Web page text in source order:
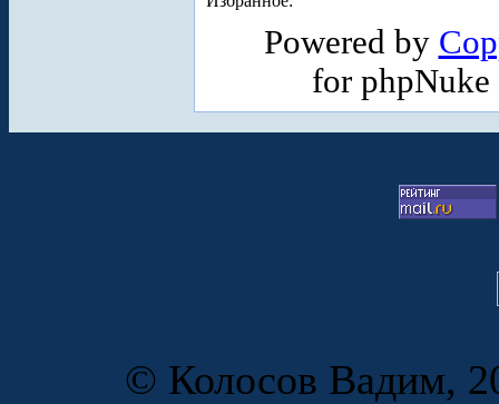
Powered by
for
© Колосов Вадим,